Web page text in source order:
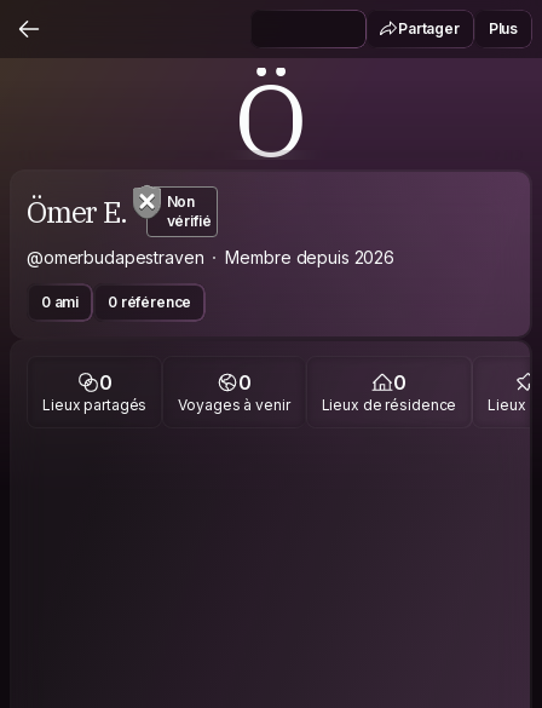
Partager Plus
Ö
Ömer E.
Non
vérifié
@omerbudapestraven Membre depuis 2026
0 ami 0 référence
0
Lieux partagés
0
Voyages à venir
0
Lieux de résidence Lieux